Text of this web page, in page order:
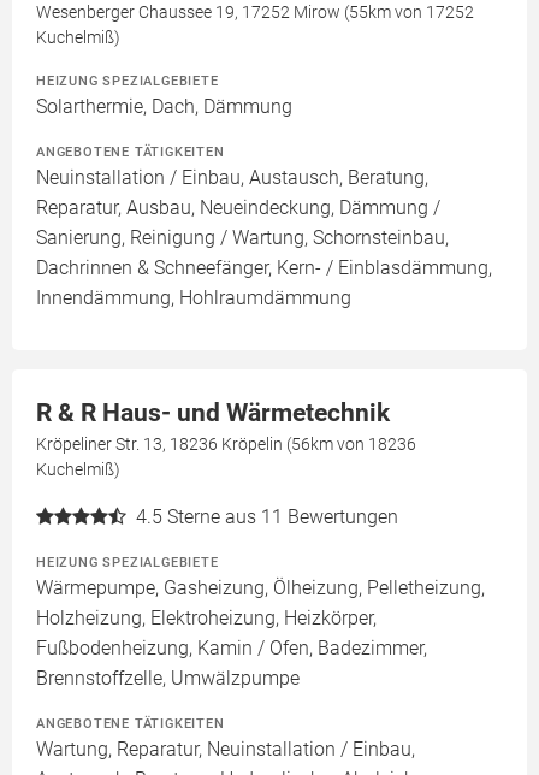
Wesenberger Chaussee 19, 17252 Mirow (55km von 17252
Kuchelmiß)
HEIZUNG SPEZIALGEBIETE
Solarthermie, Dach, Dämmung
ANGEBOTENE TÄTIGKEITEN
Neuinstallation / Einbau, Austausch, Beratung,
Reparatur, Ausbau, Neueindeckung, Dämmung /
Sanierung, Reinigung / Wartung, Schornsteinbau,
Dachrinnen & Schneefänger, Kern- / Einblasdämmung,
Innendämmung, Hohlraumdämmung
R & R Haus- und Wärmetechnik
Kröpeliner Str. 13, 18236 Kröpelin (56km von 18236
Kuchelmiß)
4.5 Sterne aus 11 Bewertungen
HEIZUNG SPEZIALGEBIETE
Wärmepumpe, Gasheizung, Ölheizung, Pelletheizung,
Holzheizung, Elektroheizung, Heizkörper,
Fußbodenheizung, Kamin / Ofen, Badezimmer,
Brennstoffzelle, Umwälzpumpe
ANGEBOTENE TÄTIGKEITEN
Wartung, Reparatur, Neuinstallation / Einbau,